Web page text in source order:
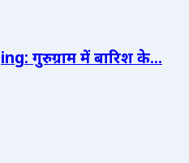
गुरुग्राम में बारिश के...